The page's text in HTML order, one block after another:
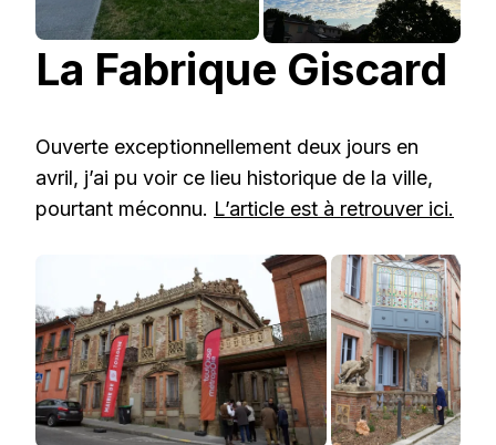
La Fabrique Giscard
Ouverte exceptionnellement deux jours en
avril, j’ai pu voir ce lieu historique de la ville,
pourtant méconnu. L’article est à retrouver ici.